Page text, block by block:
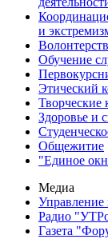
и
Обучение
Этический
Творческие
Здоровье и
Общежитие
"Единое
Медиа
Радио
Газета